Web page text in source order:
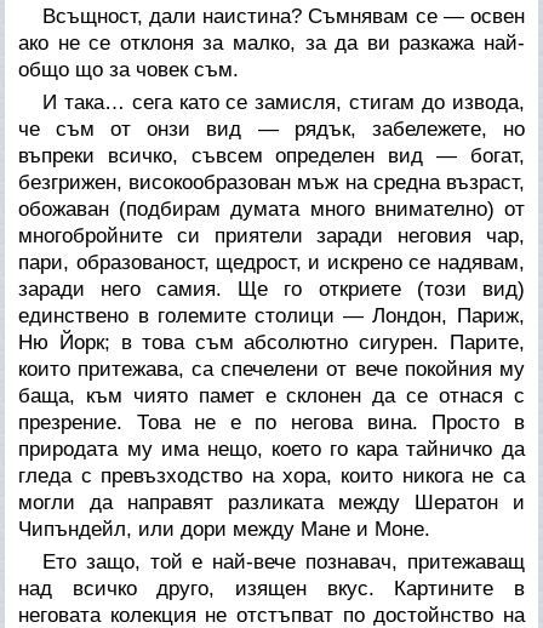
Всъщност, дали наистина? Съмнявам се — освен
ако не се отклоня за малко, за да ви разкажа най-
общо що за човек съм.
И така… сега като се замисля, стигам до извода,
че съм от онзи вид — рядък, забележете, но
въпреки всичко, съвсем определен вид — богат,
безгрижен, високообразован мъж на средна възраст,
обожаван (подбирам думата много внимателно) от
многобройните си приятели заради неговия чар,
пари, образованост, щедрост, и искрено се надявам,
заради него самия. Ще го откриете (този вид)
единствено в големите столици — Лондон, Париж,
Ню Йорк; в това съм абсолютно сигурен. Парите,
които притежава, са спечелени от вече покойния му
баща, към чиято памет е склонен да се отнася с
презрение. Това не е по негова вина. Просто в
природата му има нещо, което го кара тайничко да
гледа с превъзходство на хора, които никога не са
могли да направят разликата между Шератон и
Чипъндейл, или дори между Мане и Моне.
Ето защо, той е най-вече познавач, притежаващ
над всичко друго, изящен вкус. Картините в
неговата колекция не отстъпват по достойнство на